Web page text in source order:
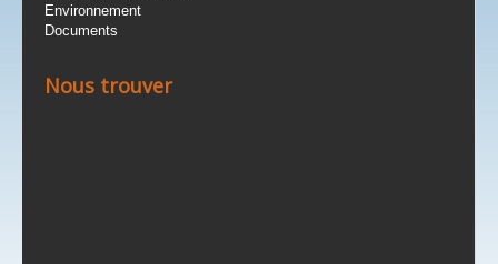
Environnement
Documents
Nous trouver